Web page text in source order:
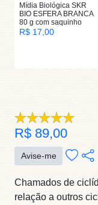
Mídia Biológica SKR
BIO ESFERA BRANCA
80 g com saquinho
R$ 17,00
R$ 89,00
Avise-me
Chamados de
relação a outros